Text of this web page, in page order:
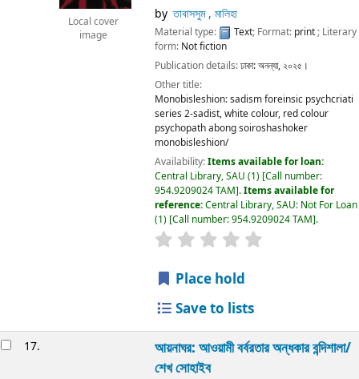
Local cover
image
by তাবাসসুম , মালিহা
Material type: Text; Format: print; Literary
form: Not fiction
Publication details:ঢাকা:অনন্যা,২০২৫।
Other title:
Monobisleshion: sadism foreinsic psychcriati
series 2-sadist, white colour, red colour
psychopath abong soiroshashoker
monobisleshion/
Availability:Items available for loan:
Central Library, SAU (1) Call number:
954.9209024 TAM .Items available for
reference:Central Library, SAU: Not For Loan
(1) Call number:954.9209024 TAM .
Place hold
Save to lists
17.
আয়নাঘর: আওয়ামী বর্বরতার অন্ধকার বন্দিশালা/
শেখ সোহাইব